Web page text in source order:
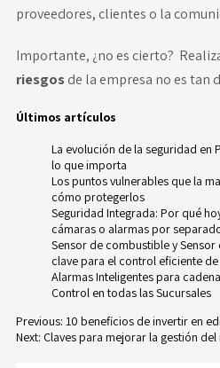
proveedores, clientes o la
Importante, ¿no es cierto?
riesgosde la empresa no es tan
Últimos artículos
La evolución de la seguridad en
lo que importa
Los puntos vulnerables que la
cómo protegerlos
Seguridad Integrada: Por qué
cámaras o alarmas por
Sensor de combustible y
clave para el control eficiente
Alarmas Inteligentes para
Control en todas las Sucursales
Previous: 10 beneficios de invertir en
Next: Claves para mejorar la gestión